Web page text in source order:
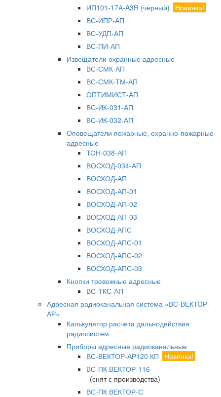
ИП101-17А-A3R (черный)
Новинка!
ВС-ИПР-АП
ВС-УДП-АП
ВС-ПИ-АП
Извещатели охранные адресные
ВС-СМК-АП
ВС-СМК-ТМ-АП
ОПТИМИСТ-АП
ВС-ИК-031-АП
ВС-ИК-032-АП
Оповещатели пожарные, охранно-пожарные
адресные
ТОН-038-АП
ВОСХОД-034-АП
ВОСХОД-АП
ВОСХОД-АП-01
ВОСХОД-АП-02
ВОСХОД-АП-03
ВОСХОД-АПС
ВОСХОД-АПС-01
ВОСХОД-АПС-02
ВОСХОД-АПС-03
Кнопки тревожные адресные
ВС-ТКС-АП
Адресная радиоканальная система «ВС-ВЕКТОР-
АР»
Калькулятор расчета дальнодействия
радиосистем
Приборы адресные радиоканальные
ВС-ВЕКТОР-АР120 КП
Новинка!
ВС-ПК ВЕКТОР-116
(снят с производства)
ВС-ПК ВЕКТОР-С